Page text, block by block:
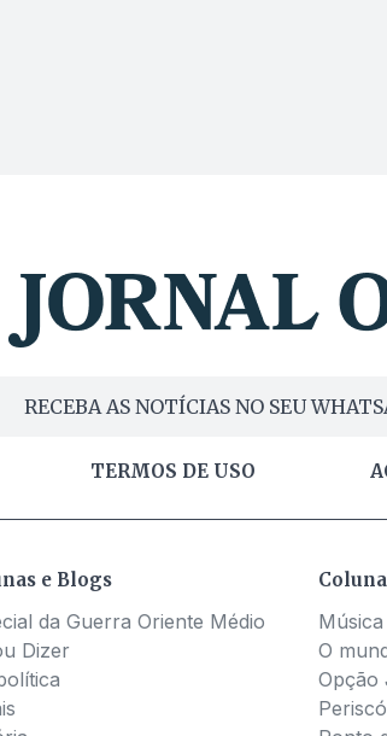
RECEBA AS NOTÍCIAS NO SEU
TERMOS DE USO
e Blogs
da Guerra Oriente Médio
Dizer
Música
O
Opção